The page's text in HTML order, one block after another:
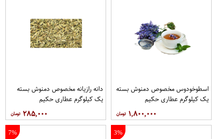
اسطوخودوس مخصوص دمنوش بسته
یک کیلوگرم عطاری حکیم
۱,۸۰۰,۰۰۰
دانه رازیانه مخصوص دمنوش بسته
یک کیلوگرم عطاری حکیم
۲۸۵,۰۰۰
3%
7%